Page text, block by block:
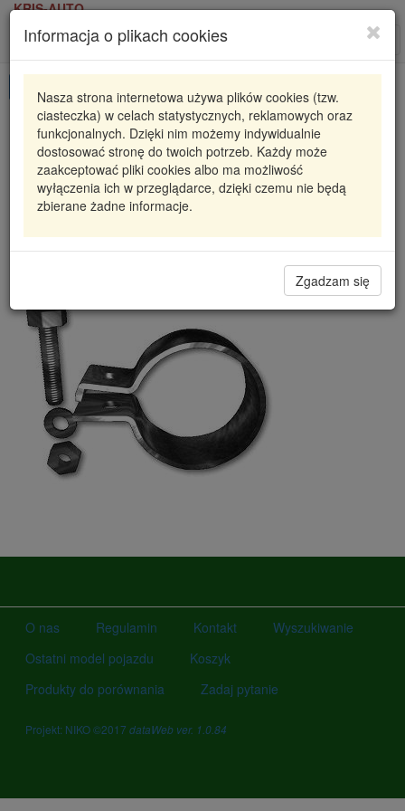
KRIS-AUTO
Informacja o plikach cookies
Nasza strona internetowa używa plików cookies (tzw.
ciasteczka) w celach statystycznych, reklamowych oraz
funkcjonalnych. Dzięki nim możemy indywidualnie
dostosować stronę do twoich potrzeb. Każdy może
zaakceptować pliki cookies albo ma możliwość
wyłączenia ich w przeglądarce, dzięki czemu nie będą
zbierane żadne informacje.
Zgadzam się
Karta produktu
81902-24 WALKER
81902 WALCZĘŚĆ MONTAŻOWA
16,64 zł
Filia Lublin 0
Magazyn II
O nas Regulamin Kontakt
Wyszukiwanie
Ostatni model pojazdu
Koszyk
Produkty do porównania
Zadaj pytanie
Projekt: NIKO ©2017 dataWeb ver. 1.0.84